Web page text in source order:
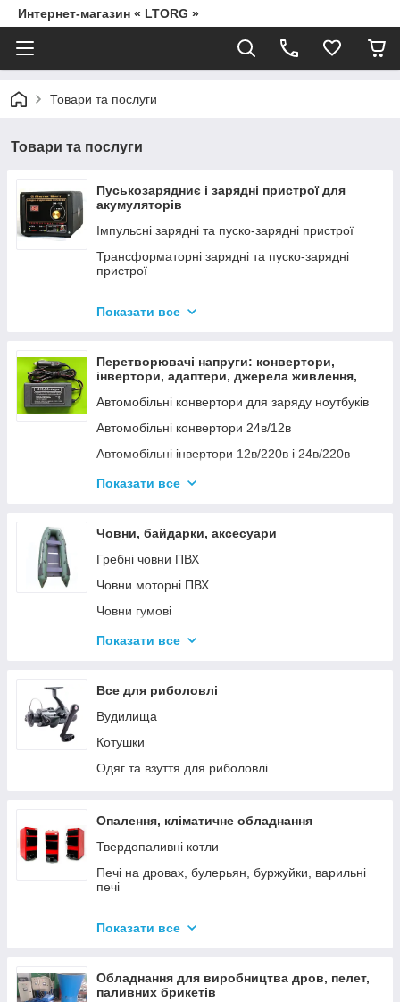
Интернет-магазин « LTORG »
Товари та послуги
Товари та послуги
Пуськозарядниє і зарядні пристрої для
акумуляторів
Імпульсні зарядні та пуско-зарядні пристрої
Трансформаторні зарядні та пуско-зарядні
пристрої
Показати все
Перетворювачі напруги: конвертори,
інвертори, адаптери, джерела живлення,
Автомобільні конвертори для заряду ноутбуків
Автомобільні конвертори 24в/12в
Автомобільні інвертори 12в/220в і 24в/220в
Вольтметры
Показати все
Човни, байдарки, аксесуари
Гребні човни ПВХ
Човни моторні ПВХ
Човни гумові
Надувні байдарки
Тюбінг
Страхувальні жилети
Човники ΩMega
Лодки Grif boat
Показати все
Все для риболовлі
Вудилища
Котушки
Одяг та взуття для риболовлі
Опалення, кліматичне обладнання
Твердопаливні котли
Печі на дровах, булерьян, буржуйки, варильні
печі
Котли електричні
Показати все
Обладнання для виробництва дров, пелет,
паливних брикетів